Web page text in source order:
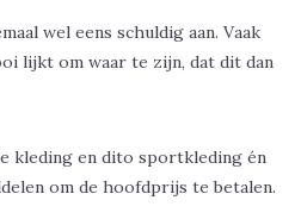
wel eens schuldig aan. Vaak
lijkt om waar te zijn, dat dit dan
kleding en dito sportkleding én
om de hoofdprijs te betalen.